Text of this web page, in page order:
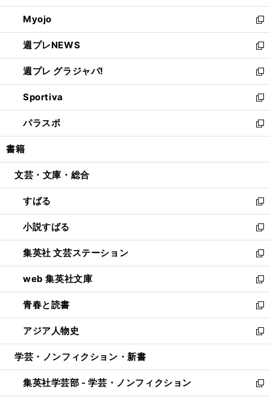
開
く
ウ
で
開
く
ン
ド
ウ
で
開
く
ウ
ィ
ン
ド
ウ
で
開
く
Myojo
新
し
い
ウ
ィ
ン
ド
ウ
で
開
週プレNEWS
新
し
い
ウ
ィ
ン
ド
ウ
開
週プレ グラジャパ!
新
し
い
ウ
ィ
ン
ウ
開
く
Sportiva
新
し
い
ウ
ン
ウ
で
開
く
パラスポ
新
し
ウ
ン
ド
ウ
で
開
く
書籍
文芸・文庫・総合
すばる
新
し
い
ウ
ィ
ン
ド
ウ
で
開
く
小説すばる
新
し
い
ウ
ィ
ン
ド
ウ
で
開
集英社 文芸ステーション
新
し
い
ウ
ィ
ン
ド
ウ
開
く
web 集英社文庫
新
し
い
ウ
ィ
ン
ウ
で
開
青春と読書
新
し
い
ウ
ン
ド
アジア人物史
新
し
ウ
ィ
学芸・ノンフィクション・新書
集英社学芸部 - 学芸・ノンフィクション
新